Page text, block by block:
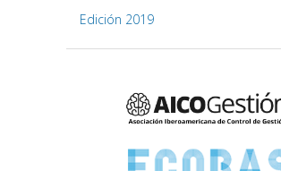
Edición 2019